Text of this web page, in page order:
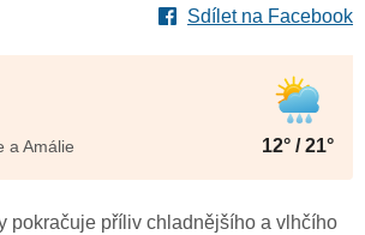
Sdílet na Facebook
a Amálie
12° / 21°
pokračuje příliv chladnějšího a vlhčího